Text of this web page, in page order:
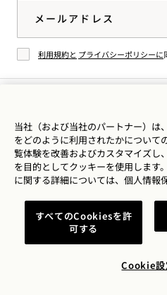
同意する
利用規約と プライバシーポリシーに
イン
スタ
グラ
ムで
1
Hotels
見る
TikTok
で1
Hotels
を見
る
で1
ご覧
くだ
滞在の
利用規約 プライバシーポ
Mission 利用規約
当社（および当社のパートナー）は
をどのように利用されたかについて
覧体験を改善およびカスタマイズし
を目的としてクッキーを使用します
に関する詳細については、 個人情報
すべてのCookiesを許
可する
Cookie設